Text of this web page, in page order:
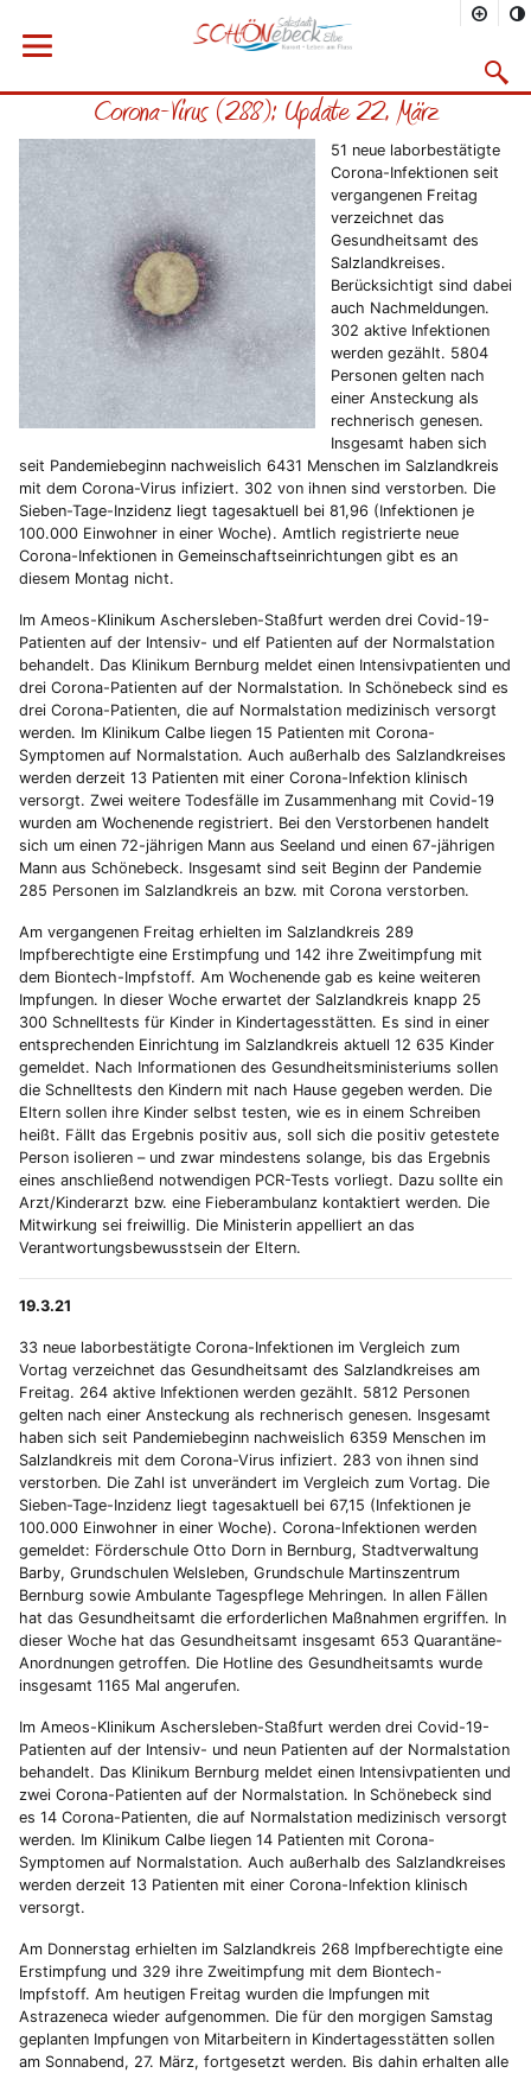
Menü öffnen
Vorheriges Bild
Startseite
Rathaus
Aktuelles
Corona-Virus (288): Update 22. März
51 neue laborbestätigte
Corona-Infektionen seit
vergangenen Freitag
verzeichnet das
Gesundheitsamt des
Salzlandkreises.
Berücksichtigt sind dabei
auch Nachmeldungen.
302 aktive Infektionen
werden gezählt. 5804
Personen gelten nach
einer Ansteckung als
rechnerisch genesen.
Insgesamt haben sich
seit Pandemiebeginn nachweislich 6431 Menschen im Salzlandkreis
mit dem Corona-Virus infiziert. 302 von ihnen sind verstorben. Die
Sieben-Tage-Inzidenz liegt tagesaktuell bei 81,96 (Infektionen je
100.000 Einwohner in einer Woche). Amtlich registrierte neue
Corona-Infektionen in Gemeinschaftseinrichtungen gibt es an
diesem Montag nicht.
Im Ameos-Klinikum Aschersleben-Staßfurt werden drei Covid-19-
Patienten auf der Intensiv- und elf Patienten auf der Normalstation
behandelt. Das Klinikum Bernburg meldet einen Intensivpatienten und
drei Corona-Patienten auf der Normalstation. In Schönebeck sind es
drei Corona-Patienten, die auf Normalstation medizinisch versorgt
werden. Im Klinikum Calbe liegen 15 Patienten mit Corona-
Symptomen auf Normalstation. Auch außerhalb des Salzlandkreises
werden derzeit 13 Patienten mit einer Corona-Infektion klinisch
versorgt. Zwei weitere Todesfälle im Zusammenhang mit Covid-19
wurden am Wochenende registriert. Bei den Verstorbenen handelt
sich um einen 72-jährigen Mann aus Seeland und einen 67-jährigen
Mann aus Schönebeck. Insgesamt sind seit Beginn der Pandemie
285 Personen im Salzlandkreis an bzw. mit Corona verstorben.
Am vergangenen Freitag erhielten im Salzlandkreis 289
Impfberechtigte eine Erstimpfung und 142 ihre Zweitimpfung mit
dem Biontech-Impfstoff. Am Wochenende gab es keine weiteren
Impfungen. In dieser Woche erwartet der Salzlandkreis knapp 25
300 Schnelltests für Kinder in Kindertagesstätten. Es sind in einer
entsprechenden Einrichtung im Salzlandkreis aktuell 12 635 Kinder
gemeldet. Nach Informationen des Gesundheitsministeriums sollen
die Schnelltests den Kindern mit nach Hause gegeben werden. Die
Eltern sollen ihre Kinder selbst testen, wie es in einem Schreiben
heißt. Fällt das Ergebnis positiv aus, soll sich die positiv getestete
Person isolieren – und zwar mindestens solange, bis das Ergebnis
eines anschließend notwendigen PCR-Tests vorliegt. Dazu sollte ein
Arzt/Kinderarzt bzw. eine Fieberambulanz kontaktiert werden. Die
Mitwirkung sei freiwillig. Die Ministerin appelliert an das
Verantwortungsbewusstsein der Eltern.
19.3.21
33 neue laborbestätigte Corona-Infektionen im Vergleich zum
Vortag verzeichnet das Gesundheitsamt des Salzlandkreises am
Freitag. 264 aktive Infektionen werden gezählt. 5812 Personen
gelten nach einer Ansteckung als rechnerisch genesen. Insgesamt
haben sich seit Pandemiebeginn nachweislich 6359 Menschen im
Salzlandkreis mit dem Corona-Virus infiziert. 283 von ihnen sind
verstorben. Die Zahl ist unverändert im Vergleich zum Vortag. Die
Sieben-Tage-Inzidenz liegt tagesaktuell bei 67,15 (Infektionen je
100.000 Einwohner in einer Woche). Corona-Infektionen werden
gemeldet: Förderschule Otto Dorn in Bernburg, Stadtverwaltung
Barby, Grundschulen Welsleben, Grundschule Martinszentrum
Bernburg sowie Ambulante Tagespflege Mehringen. In allen Fällen
hat das Gesundheitsamt die erforderlichen Maßnahmen ergriffen. In
dieser Woche hat das Gesundheitsamt insgesamt 653 Quarantäne-
Anordnungen getroffen. Die Hotline des Gesundheitsamts wurde
insgesamt 1165 Mal angerufen.
Im Ameos-Klinikum Aschersleben-Staßfurt werden drei Covid-19-
Patienten auf der Intensiv- und neun Patienten auf der Normalstation
behandelt. Das Klinikum Bernburg meldet einen Intensivpatienten und
zwei Corona-Patienten auf der Normalstation. In Schönebeck sind
es 14 Corona-Patienten, die auf Normalstation medizinisch versorgt
werden. Im Klinikum Calbe liegen 14 Patienten mit Corona-
Symptomen auf Normalstation. Auch außerhalb des Salzlandkreises
werden derzeit 13 Patienten mit einer Corona-Infektion klinisch
versorgt.
Am Donnerstag erhielten im Salzlandkreis 268 Impfberechtigte eine
Erstimpfung und 329 ihre Zweitimpfung mit dem Biontech-
Impfstoff. Am heutigen Freitag wurden die Impfungen mit
Astrazeneca wieder aufgenommen. Die für den morgigen Samstag
geplanten Impfungen von Mitarbeitern in Kindertagesstätten sollen
am Sonnabend, 27. März, fortgesetzt werden. Bis dahin erhalten alle